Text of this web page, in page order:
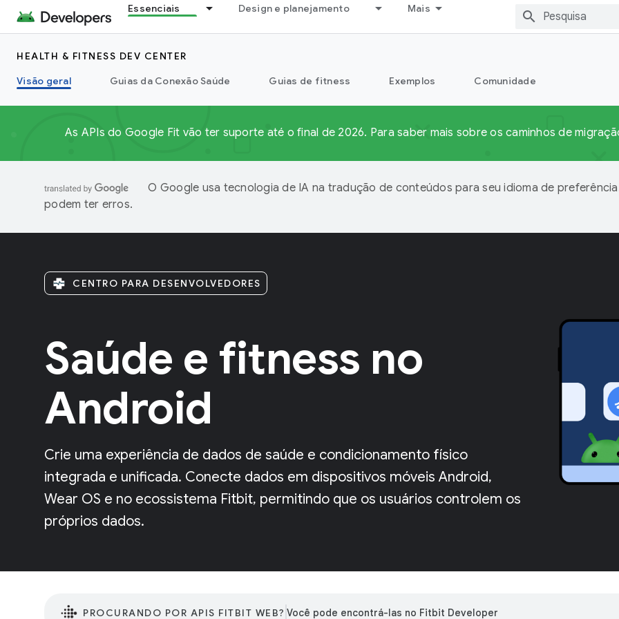
Essenciais Design e planejamento Mais
HEALTH & FITNESS DEV CENTER
Visão geral
Guias da Conexão Saúde Guias de fitness Exemplos Comunidade
As APIs do Google Fit vão ter suporte até o final de 2026. Para saber mais sobre os caminhos de
O Google usa tecnologia de IA na tradução de conteúdos para seu idioma de
podem ter erros.
CENTRO PARA DESENVOLVEDORES
Saúde e fitness no
Android
Crie uma experiência de dados de saúde e condicionamento físico
integrada e unificada. Conecte dados em dispositivos móveis Android,
Wear OS e no ecossistema Fitbit, permitindo que os usuários controlem os
próprios dados.
PROCURANDO POR APIS FITBIT WEB? Você pode encontrá-las no Fitbit Developer